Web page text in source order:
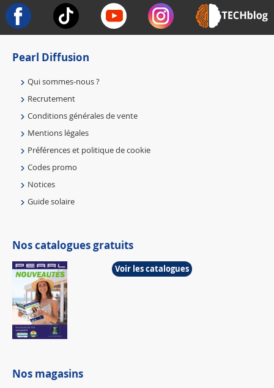
Pearl Diffusion
Qui sommes-nous ?
Recrutement
Conditions générales de vente
Mentions légales
Préférences et politique de cookie
Codes promo
Notices
Guide solaire
Nos catalogues gratuits
Voir les catalogues
Nos magasins